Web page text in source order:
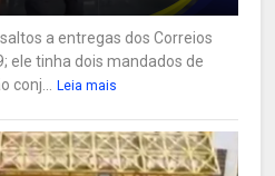
a entregas dos Correios
ele tinha dois mandados de
conj... Leia mais